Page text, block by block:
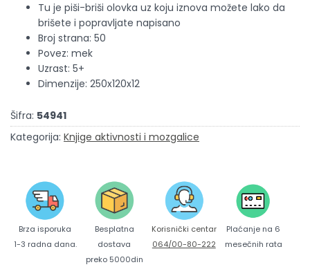
Tu je piši-briši olovka uz koju iznova možete lako da
brišete i popravljate napisano
Broj strana: 50
Povez: mek
Uzrast: 5+
Dimenzije: 250x120x12
Šifra: 54941
Kategorija: Knjige aktivnosti i mozgalice
Brza isporuka
1-3 radna dana.
Besplatna
dostava
preko 5000din
Korisnički centar
064/00-80-222
Plaćanje na 6
mesečnih rata